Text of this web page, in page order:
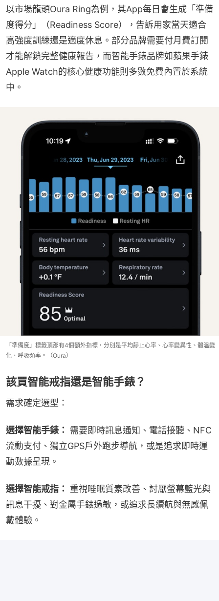
以市場龍頭Oura Ring為例，其App每日會生成「準備
度得分」（Readiness Score），告訴用家當天適合
高強度訓練還是適度休息。部分品牌需要付月費訂閱
才能解鎖完整健康報告，而智能手錶品牌如蘋果手錶
Apple Watch的核心健康功能則多數免費內置於系統
中。
「準備度」標籤頂部有4個額外指標，分別是平均靜止心率、心率變異性、體溫變
化、呼吸頻率。（Oura）
該買智能戒指還是智能手錶？
需求確定選型：
選擇智能手錶：
需要即時訊息通知、電話接聽、NFC
流動支付、獨立GPS戶外跑步導航，或是追求即時運
動數據呈現。
選擇智能戒指：
重視睡眠質素改善、討厭螢幕藍光與
訊息干擾、對金屬手錶過敏，或追求長續航與無感佩
戴體驗。